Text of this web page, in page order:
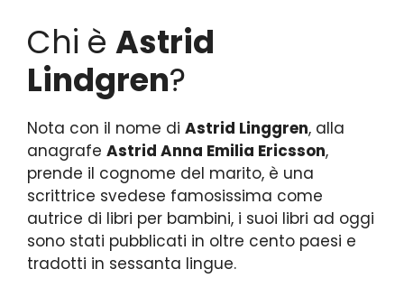
Chi è Astrid
Lindgren?
Nota con il nome di Astrid Linggren, alla
anagrafe Astrid Anna Emilia Ericsson,
prende il cognome del marito, è una
scrittrice svedese famosissima come
autrice di libri per bambini, i suoi libri ad oggi
sono stati pubblicati in oltre cento paesi e
tradotti in sessanta lingue.